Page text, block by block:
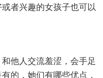
者兴趣的女孩子也可以
他人交流羞涩，会手足
的，她们有哪些优点，